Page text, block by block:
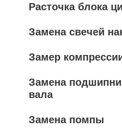
Расточка блока
Замена свечей
Замер
Замена
вала
Замена помпы